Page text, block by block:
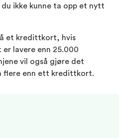
ikke kunne ta opp et nytt
et kredittkort, hvis
lavere enn 25.000
vil også gjøre det
flere enn ett kredittkort.